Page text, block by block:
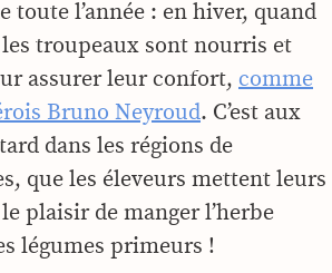
toute l’année : en hiver, quand
troupeaux sont nourris et
assurer leur confort, comme
Bruno Neyroud. C’est aux
dans les régions de
que les éleveurs mettent leurs
plaisir de manger l’herbe
légumes primeurs !